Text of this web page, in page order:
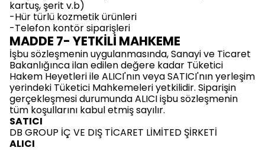
kartuş, şerit v.b)
-Hür türlü kozmetik ürünleri
-Telefon kontör siparişleri
MADDE 7- YETKİLİ MAHKEME
İşbu sözleşmenin uygulanmasında, Sanayi ve Ticaret
Bakanlığınca ilan edilen değere kadar Tüketici
Hakem Heyetleri ile ALICI'nın veya SATICI'nın yerleşim
yerindeki Tüketici Mahkemeleri yetkilidir. Siparişin
gerçekleşmesi durumunda ALICI işbu sözleşmenin
tüm koşullarını kabul etmiş sayılır.
SATICI
DB GROUP İÇ VE DIŞ TİCARET LİMİTED ŞİRKETİ
ALICI